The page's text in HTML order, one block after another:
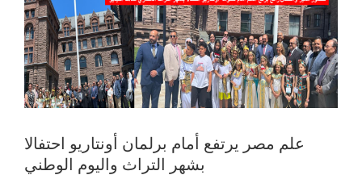
علم مصر يرتفع أمام برلمان أونتاريو احتفالا
بشهر التراث واليوم الوطني